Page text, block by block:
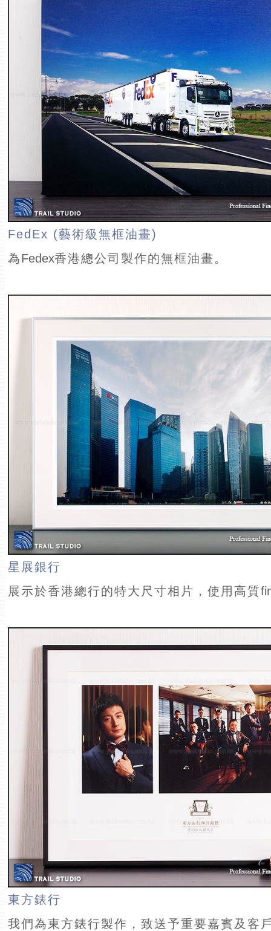
FedEx (藝術級無框油畫)
為Fedex香港總公司製作的無框油畫。
星展銀行
展示於香港總行的特大尺寸相片，使用高質
東方錶行
我們為東方錶行製作，致送予重要嘉賓及客